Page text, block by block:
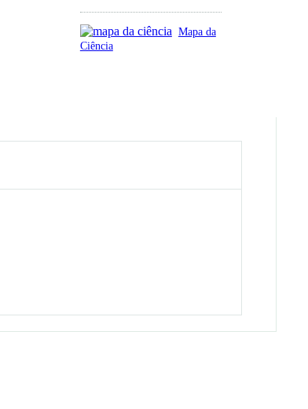
Mapa da
Ciência